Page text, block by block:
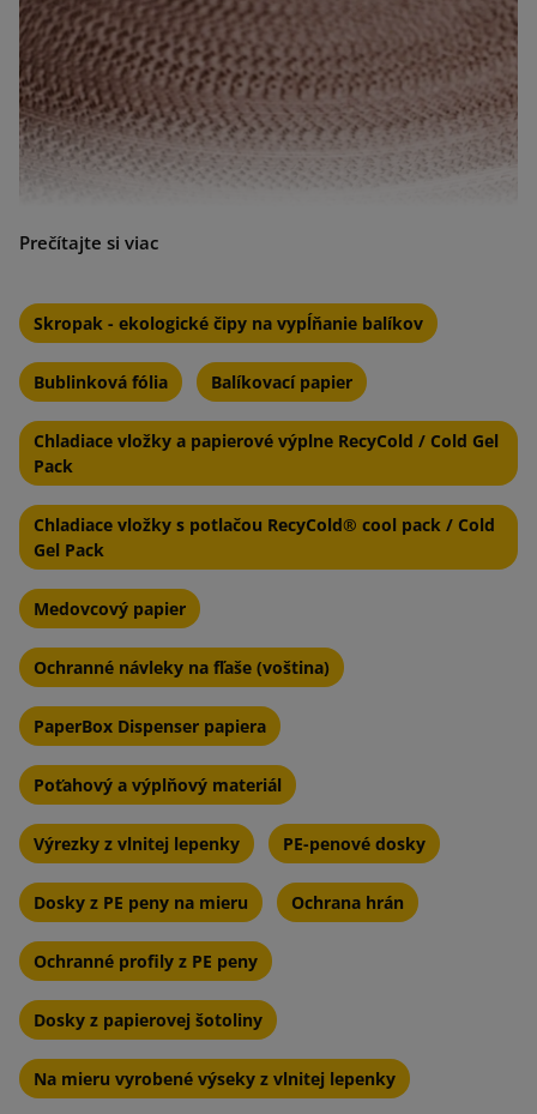
Parametre vlnité lepenky vo zvitku:
K dispozícii v 4 veľkostiach
Vrstvová štruktúra
Široké použitie
Vydržala
Ekologické
Charakteristiky vlnité lepenky v
kotúčoch:
Konštrukcia: Vlnitá textúra pozostáva z jednej alebo
viacerých vrstiev vlnitého papiera (tzv. flutingu)
umiestnených medzi ploché listy papiera (tzv. linerov).
Odpis:Vlna lepenky pôsobí ako tlmič a chráni obsah
balenia pred otriesením a nárazmi.
Flexibilnosť používania:Tkanina vo zvitkoch sa dá ľahko
rezať a tvarovať, čo umožňuje vytvárať vlastné obaly
rôznych veľkostí a tvarov.
Jednoduchosť skladovania a prepravy:Ploché tekutiny sú
pohodlné na skladovanie a môžu sa prepravovať do miesta
Skropak - ekologické čipy na vypĺňanie balíkov
Bublinková fólia Balíkovací papier
Chladiace vložky a papierové výplne RecyCold / Cold Gel
Pack
Chladiace vložky s potlačou RecyCold® cool pack / Cold
Gel Pack
Medovcový papier
Ochranné návleky na fľaše (voština)
PaperBox Dispenser papiera
Poťahový a výplňový materiál
Výrezky z vlnitej lepenky PE-penové dosky
Dosky z PE peny na mieru Ochrana hrán
Ochranné profily z PE peny
Dosky z papierovej šotoliny
Na mieru vyrobené výseky z vlnitej lepenky